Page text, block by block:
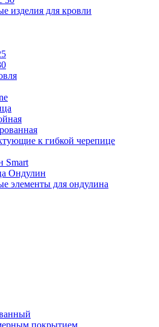
изделия для кровли
к гибкой черепице
Smart
Ондулин
элементы для ондулина
покрытием